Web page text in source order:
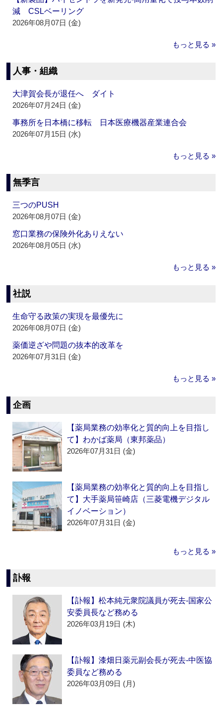
減 CSLベーリング
2026年08月07日 (金)
もっと見る »
人事・組織
大津賀会長が退任へ ダイト
2026年07月24日 (金)
事務所を日本橋に移転 日本医療機器産業連合会
2026年07月15日 (水)
もっと見る »
無季言
三つのPUSH
2026年08月07日 (金)
窓口業務の保険外化ありえない
2026年08月05日 (水)
もっと見る »
社説
生命守る政策の実現を最優先に
2026年08月07日 (金)
薬価逆ざや問題の抜本的改革を
2026年07月31日 (金)
もっと見る »
企画
【薬局業務の効率化と質的向上を目指し
て】わかば薬局（東邦薬品）
2026年07月31日 (金)
【薬局業務の効率化と質的向上を目指し
て】大手薬局笹崎店（三菱電機デジタル
イノベーション）
2026年07月31日 (金)
もっと見る »
訃報
【訃報】松本純元衆院議員が死去‐国家公
安委員長など務める
2026年03月19日 (木)
【訃報】漆畑日薬元副会長が死去‐中医協
委員など務める
2026年03月09日 (月)